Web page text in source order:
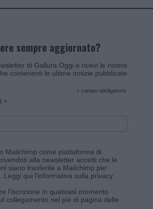
sempre aggiornato?
di Gallura Oggi e ricevi le nostre
contenenti le ultime notizie pubblicate
* campo obbligatorio
*
Mailchimp come piattaforma di
alla newsletter accetti che le
siano trasferite a Mailchimp per
Leggi qui l'informativa sulla privacy
l'iscrizione in qualsiasi momento
collegamento nel piè di pagina delle